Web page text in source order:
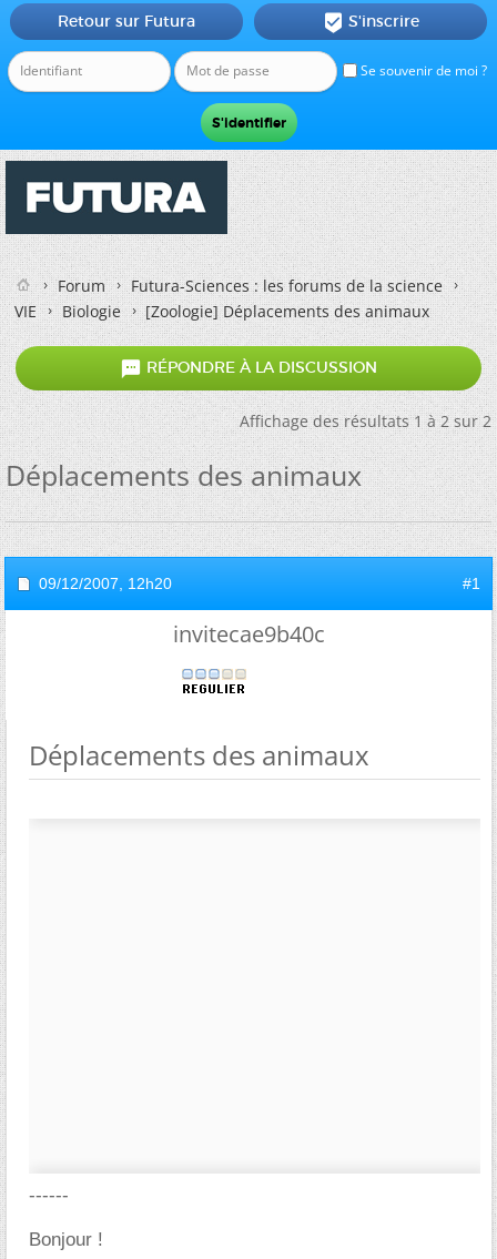
Se souvenir de moi ?
Retour sur Futura  S'inscrire
Forum
Futura-Sciences : les forums de la science
VIE
Biologie [Zoologie]Déplacements des animaux
 RÉPONDRE À LA DISCUSSION
Affichage des résultats 1 à 2 sur 2
Déplacements des animaux
09/12/2007, 12h20 #1
invitecae9b40c
Déplacements des animaux
------
Bonjour !